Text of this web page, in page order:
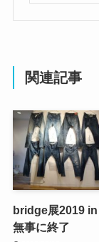
関連記事
bridge展2019
無事に終了